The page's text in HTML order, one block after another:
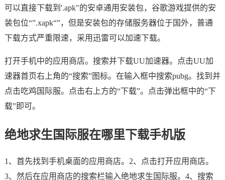
可以直接下载到'.apk"的安卓通用安装包，谷歌游戏提供的安
装包位“”.xapk“”，但是安装包的存储服务器位于国外，普通
下载方式严重限速，采用迅雷可以加速下载。
打开手机中的应用商店。搜索并下载UU加速器。点击UU加
速器首页右上角的“搜索”图标。在输入框中搜索pubg。找到并
点击吃鸡国际服。点击右上方的“下载”。点击弹出框中的“下
载”即可。
绝地求生国际服在哪里下载手机版
1、首先找到手机桌面的应用商店。2、点击打开应用商店。
3、然后在应用商店的搜索栏输入绝地求生国际服。4、搜索